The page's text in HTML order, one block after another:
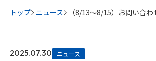
トップ ニュース （8/13～8/15）お問い合わ
2025.07.30 ニュース